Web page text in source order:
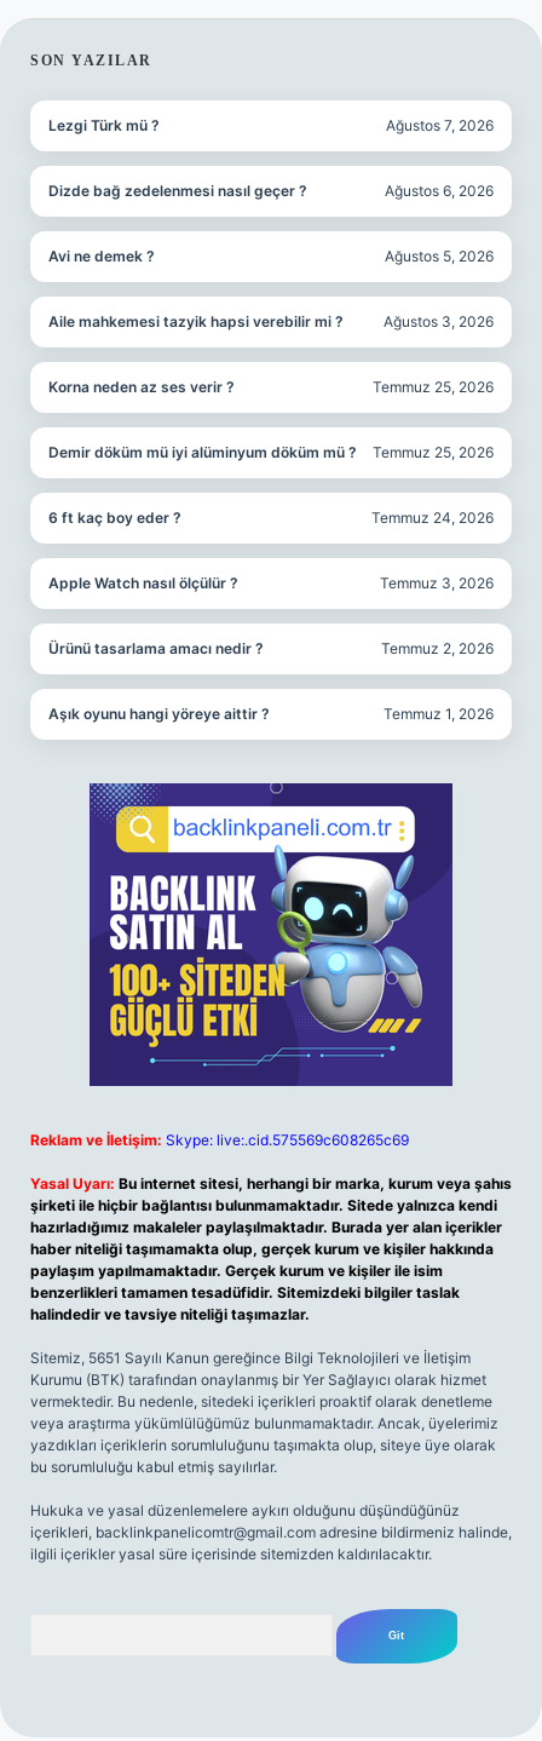
SIDEBAR
SON YAZILAR
Lezgi Türk mü ? Ağustos 7, 2026
Dizde bağ zedelenmesi nasıl geçer ? Ağustos 6, 2026
Avi ne demek ? Ağustos 5, 2026
Aile mahkemesi tazyik hapsi verebilir mi ? Ağustos 3, 2026
Korna neden az ses verir ? Temmuz 25, 2026
Demir döküm mü iyi alüminyum döküm mü ? Temmuz 25, 2026
6 ft kaç boy eder ? Temmuz 24, 2026
Apple Watch nasıl ölçülür ? Temmuz 3, 2026
Ürünü tasarlama amacı nedir ? Temmuz 2, 2026
Aşık oyunu hangi yöreye aittir ? Temmuz 1, 2026
Reklam ve İletişim: Skype: live:.cid.575569c608265c69
Yasal Uyarı: Bu internet sitesi, herhangi bir marka, kurum veya şahıs
şirketi ile hiçbir bağlantısı bulunmamaktadır. Sitede yalnızca kendi
hazırladığımız makaleler paylaşılmaktadır. Burada yer alan içerikler
haber niteliği taşımamakta olup, gerçek kurum ve kişiler hakkında
paylaşım yapılmamaktadır. Gerçek kurum ve kişiler ile isim
benzerlikleri tamamen tesadüfidir. Sitemizdeki bilgiler taslak
halindedir ve tavsiye niteliği taşımazlar.
Sitemiz, 5651 Sayılı Kanun gereğince Bilgi Teknolojileri ve İletişim
Kurumu (BTK) tarafından onaylanmış bir Yer Sağlayıcı olarak hizmet
vermektedir. Bu nedenle, sitedeki içerikleri proaktif olarak denetleme
veya araştırma yükümlülüğümüz bulunmamaktadır. Ancak, üyelerimiz
yazdıkları içeriklerin sorumluluğunu taşımakta olup, siteye üye olarak
bu sorumluluğu kabul etmiş sayılırlar.
Hukuka ve yasal düzenlemelere aykırı olduğunu düşündüğünüz
içerikleri, backlinkpanelicomtr@gmail.com adresine bildirmeniz halinde,
ilgili içerikler yasal süre içerisinde sitemizden kaldırılacaktır.